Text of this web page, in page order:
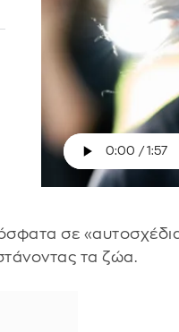
σε
τα ζώα.